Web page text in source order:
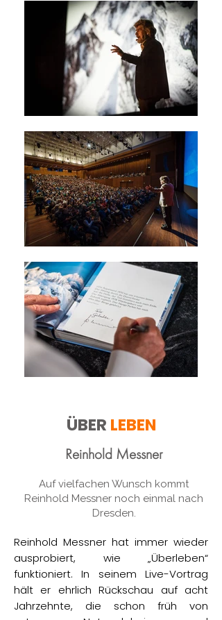
ÜBER LEBEN
Reinhold Messner
Auf vielfachen Wunsch kommt
Reinhold Messner noch einmal nach
Dresden.
Reinhold Messner hat immer wieder
ausprobiert, wie „Überleben“
funktioniert. In seinem Live-Vortrag
hält er ehrlich Rückschau auf acht
Jahrzehnte, die schon früh von